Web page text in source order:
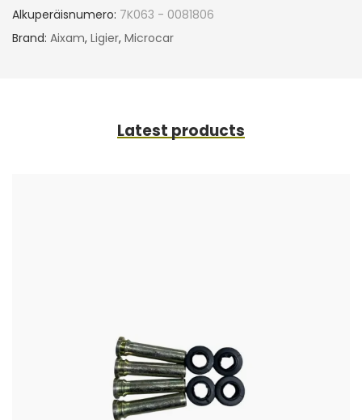
Alkuperäisnumero: 7K063 - 0081806
Brand: Aixam, Ligier, Microcar
Latest products